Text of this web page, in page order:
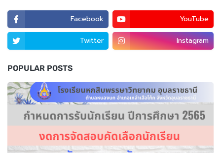
Facebook YouTube
Twitter Instagram
POPULAR POSTS